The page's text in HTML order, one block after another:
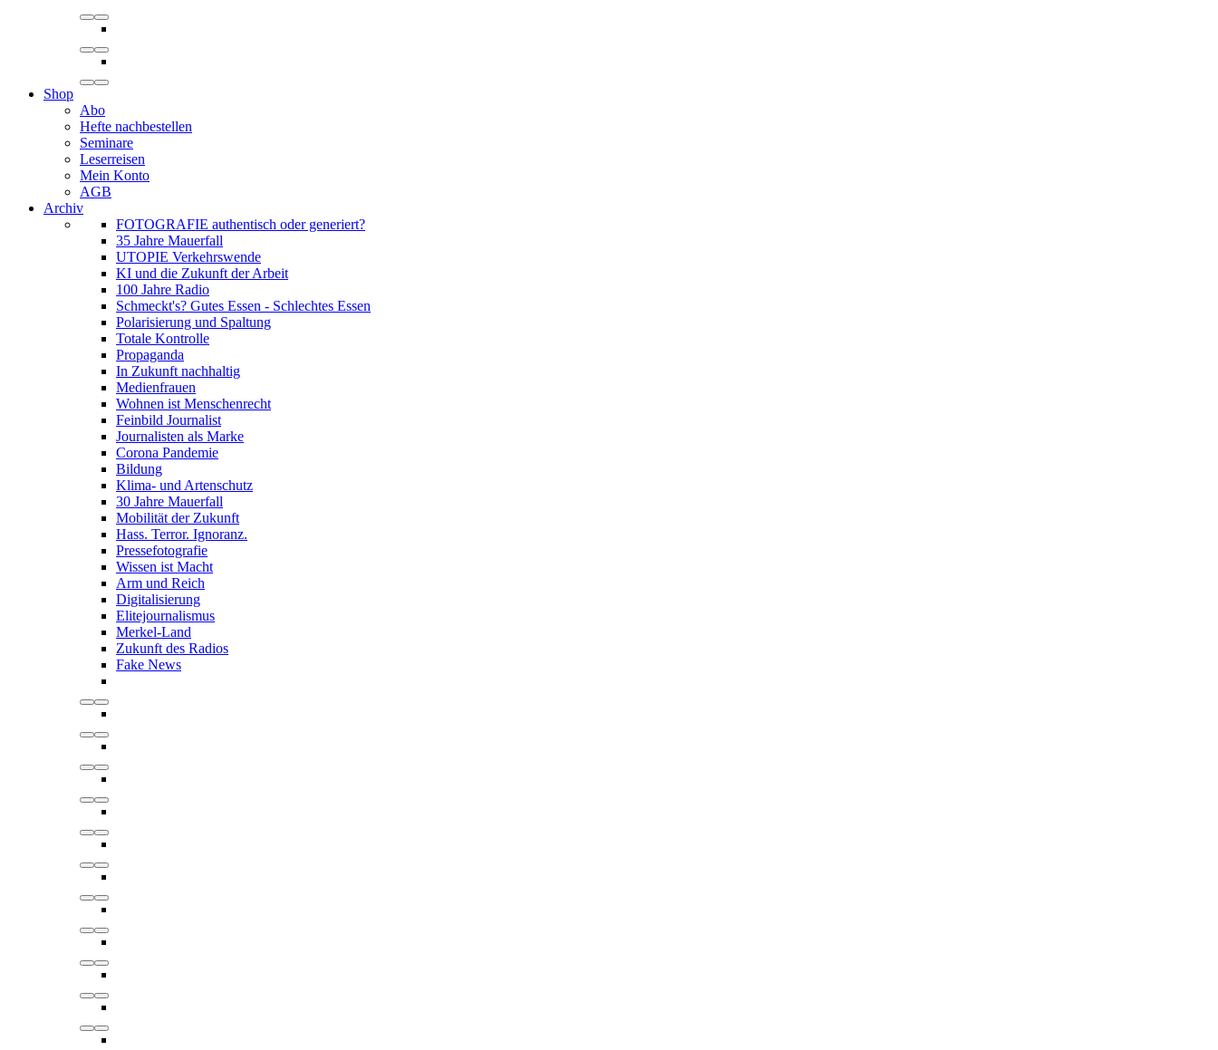
Shop
Abo
Hefte nachbestellen
Seminare
Leserreisen
Mein Konto
AGB
Archiv
FOTOGRAFIE authentisch oder generiert?
35 Jahre Mauerfall
UTOPIE Verkehrswende
KI und die Zukunft der Arbeit
100 Jahre Radio
Schmeckt's? Gutes Essen - Schlechtes Essen
Polarisierung und Spaltung
Totale Kontrolle
Propaganda
In Zukunft nachhaltig
Medienfrauen
Wohnen ist Menschenrecht
Feinbild Journalist
Journalisten als Marke
Corona Pandemie
Bildung
Klima- und Artenschutz
30 Jahre Mauerfall
Mobilität der Zukunft
Hass. Terror. Ignoranz.
Pressefotografie
Wissen ist Macht
Arm und Reich
Digitalisierung
Elitejournalismus
Merkel-Land
Zukunft des Radios
Fake News